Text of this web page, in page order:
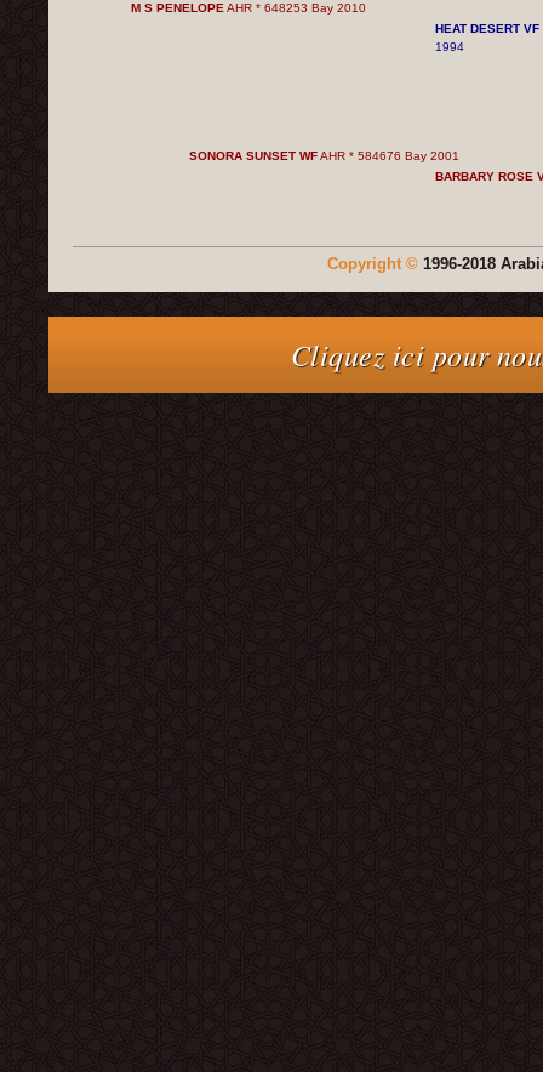
M S PENELOPE AHR * 648253 Bay 2010
HEAT DESERT VF
1994
SONORA SUNSET WFAHR * 584676 Bay 2001
BARBARY ROSE
Copyright © 1996-2018
Cliquez ici pour